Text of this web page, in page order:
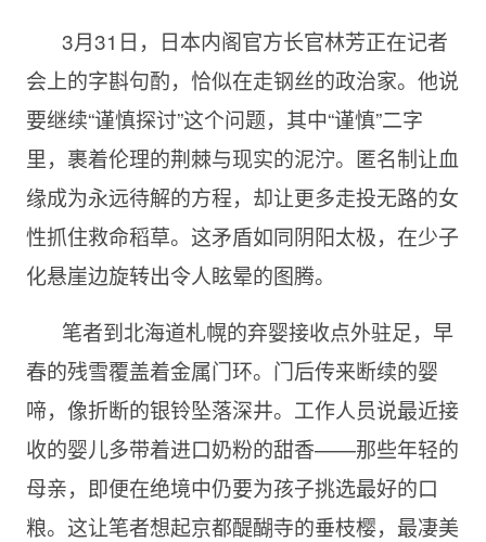
3月31日，日本内阁官方长官林芳正在记者
会上的字斟句酌，恰似在走钢丝的政治家。他说
要继续“谨慎探讨”这个问题，其中“谨慎”二字
里，裹着伦理的荆棘与现实的泥泞。匿名制让血
缘成为永远待解的方程，却让更多走投无路的女
性抓住救命稻草。这矛盾如同阴阳太极，在少子
化悬崖边旋转出令人眩晕的图腾。
笔者到北海道札幌的弃婴接收点外驻足，早
春的残雪覆盖着金属门环。门后传来断续的婴
啼，像折断的银铃坠落深井。工作人员说最近接
收的婴儿多带着进口奶粉的甜香——那些年轻的
母亲，即便在绝境中仍要为孩子挑选最好的口
粮。这让笔者想起京都醍醐寺的垂枝樱，最凄美